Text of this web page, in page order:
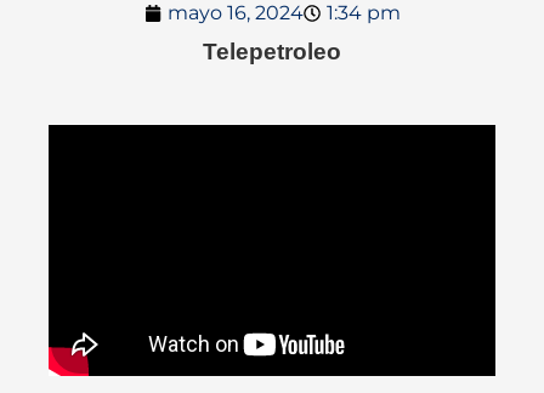
mayo 16, 2024 1:34 pm
Telepetroleo